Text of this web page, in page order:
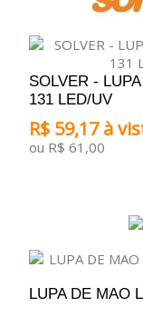
SOLVER -
131 LED/UV
R$ 59,17 à
ou R$ 61,00
LUPA DE MAO